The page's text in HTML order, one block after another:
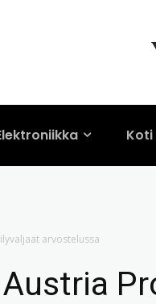
Koti
arvostelussa